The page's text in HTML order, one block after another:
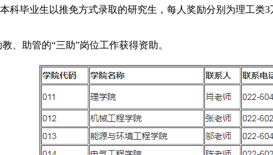
科毕业生以推免方式录取的研究生，每人奖励分别为理工
、助管的“三助”岗位工作获得资助。